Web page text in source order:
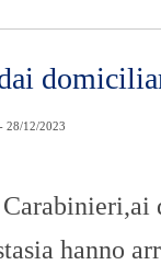
- 28/12/2023
hanno